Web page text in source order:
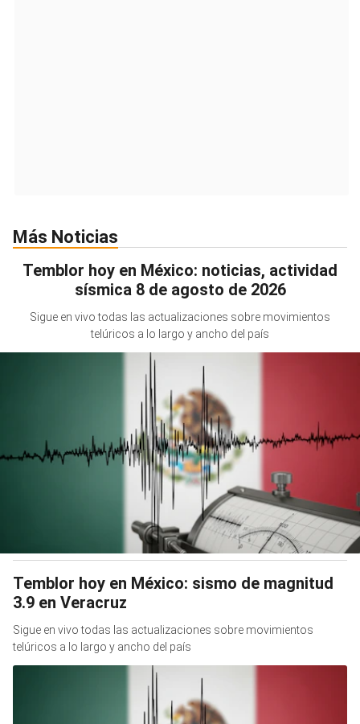
Más Noticias
Temblor hoy en México: noticias, actividad
sísmica 8 de agosto de 2026
Sigue en vivo todas las actualizaciones sobre movimientos
telúricos a lo largo y ancho del país
Temblor hoy en México: sismo de magnitud
3.9 en Veracruz
Sigue en vivo todas las actualizaciones sobre movimientos
telúricos a lo largo y ancho del país